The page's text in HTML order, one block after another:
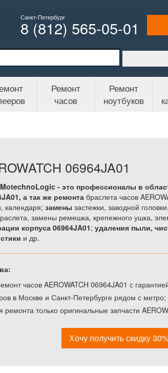
Санкт-Петербург
8 (812) 565-05-01
Ремонт
часов
Ремонт
ноутбуков
06964JA01
- это профессионалы в
а так же ремонта браслета часов
календаря; замены застежки, заводной
замены ремешка, крепежного ушка,
корпуса 06964JA01; удаления пыли,
и др.
часов AEROWATCH 06964JA01 с
в Москве и Санкт-Петербурге рядом с метро;
ремонта только оригинальные запчасти
Хочу получить скидку